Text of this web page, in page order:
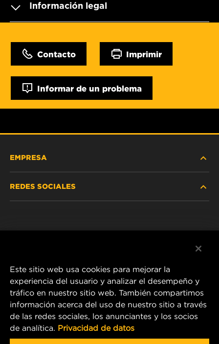
Información legal
Contacto Imprimir
Informar de un problema
EMPRESA
REDES SOCIALES
1 Wix Way
P.O. Box 1967
Gastonia, NC 28054
Este sitio web usa cookies para mejorar la
experiencia del usuario y analizar el desempeño y
tráfico en nuestro sitio web. También compartimos
información acerca del uso de nuestro sitio a través
de las redes sociales, los anunciantes y los socios
de analítica. Privacidad de datos